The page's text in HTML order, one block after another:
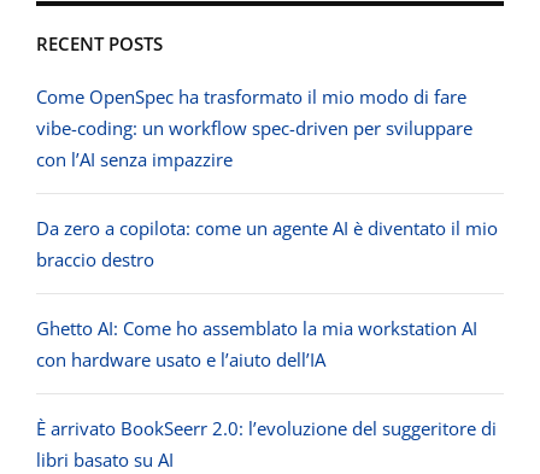
RECENT POSTS
Come OpenSpec ha trasformato il mio modo di fare
vibe-coding: un workflow spec-driven per sviluppare
con l’AI senza impazzire
Da zero a copilota: come un agente AI è diventato il mio
braccio destro
Ghetto AI: Come ho assemblato la mia workstation AI
con hardware usato e l’aiuto dell’IA
È arrivato BookSeerr 2.0: l’evoluzione del suggeritore di
libri basato su AI